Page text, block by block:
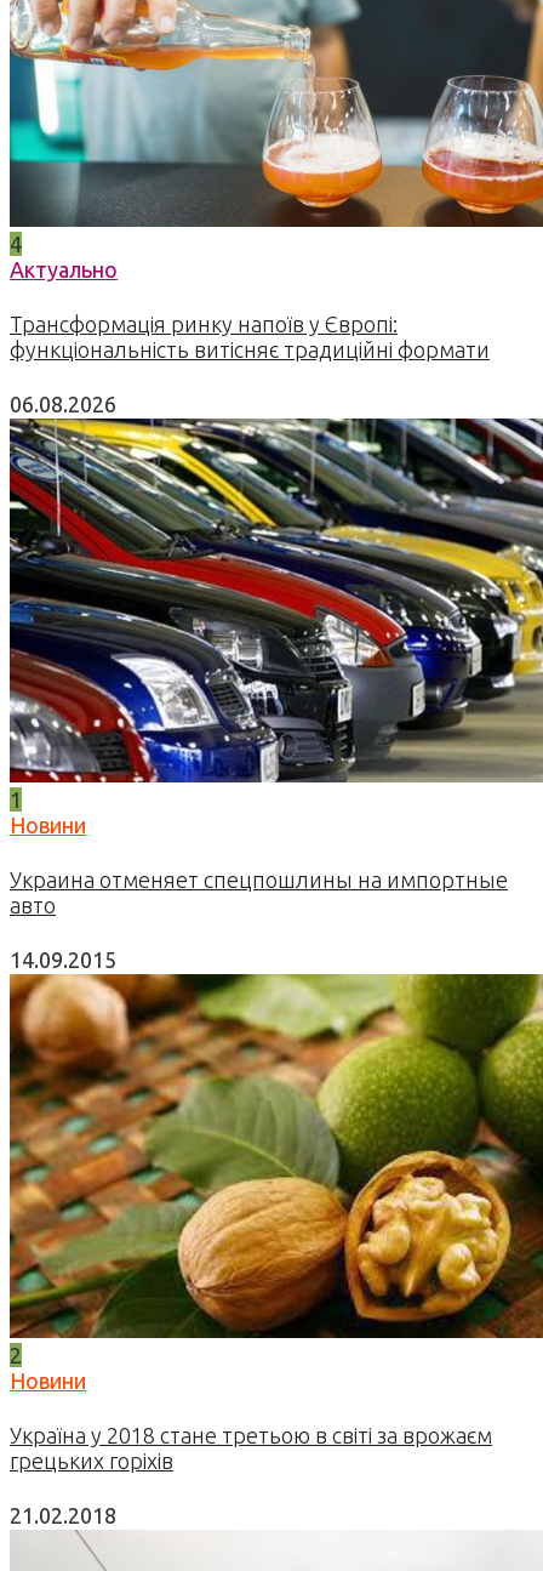
4
Актуально
Трансформація ринку напоїв у Європі:
функціональність витісняє традиційні формати
06.08.2026
1
Новини
Украина отменяет спецпошлины на импортные
авто
14.09.2015
2
Новини
Україна у 2018 стане третьою в світі за врожаєм
грецьких горіхів
21.02.2018